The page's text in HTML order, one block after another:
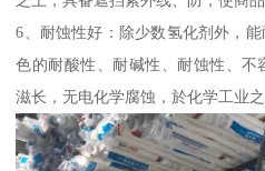
6、耐蚀性好：除少数氢化剂外，
色的耐酸性、耐碱性、耐蚀性、
滋长，无电化学腐蚀，於化学工业